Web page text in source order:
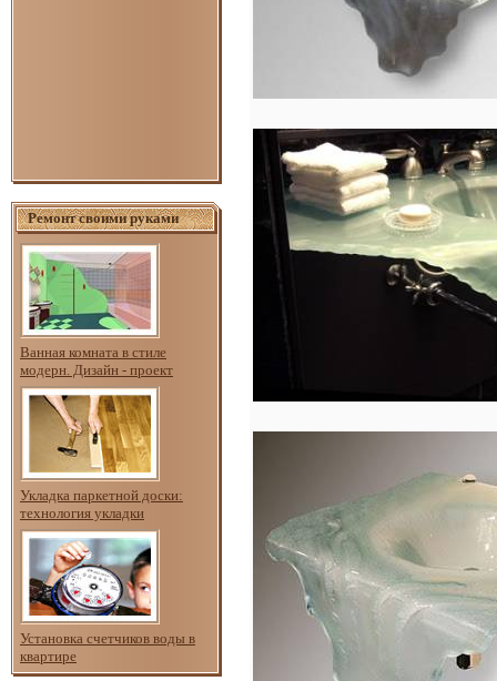
Ремонт своими руками
Ванная комната в стиле
модерн. Дизайн - проект
Укладка паркетной доски:
технология укладки
Установка счетчиков воды в
квартире